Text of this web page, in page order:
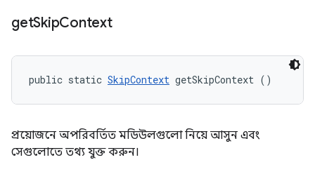
getSkipContext
public static SkipContext getSkipContext ()
প্রয়োজনে অপরিবর্তিত মডিউলগুলো নিয়ে আসুন এবং
সেগুলোতে তথ্য যুক্ত করুন।